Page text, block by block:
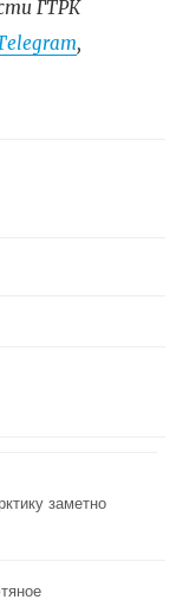
ГТРК
,
заметно